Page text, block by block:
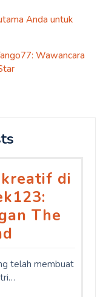
Anda untuk
Wawancara
di
The
telah membuat